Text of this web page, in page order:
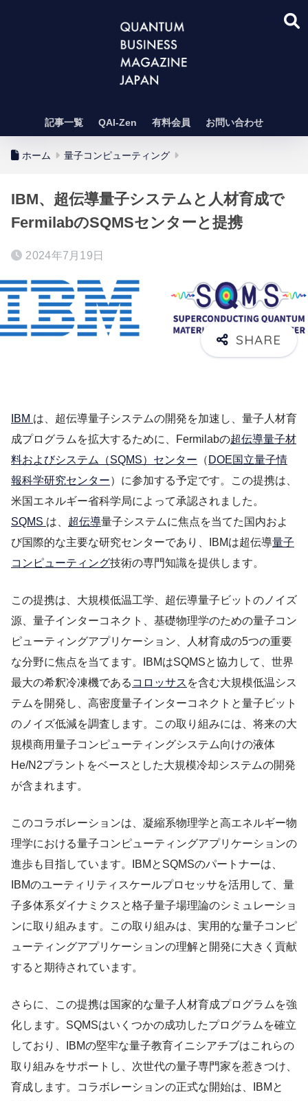
記事一覧 QAI-Zen 有料会員 お問い合わせ
ホーム 量子コンピューティング
IBM、超伝導量子システムと人材育成で
FermilabのSQMSセンターと提携
2024年7月19日
IBM は、超伝導量子システムの開発を加速し、量子人材育
成プログラムを拡大するために、Fermilabの超伝導量子材
料およびシステム（SQMS）センター （ DOE国立量子情
報科学研究センター）に参加する予定です。この提携は、
米国エネルギー省科学局によって承認されました。
SQMS は、 超伝導量子システムに焦点を当てた国内およ
び国際的な主要な研究センターであり、IBMは超伝導量子
コンピューティング技術の専門知識を提供します。
この提携は、大規模低温工学、超伝導量子ビットのノイズ
源、量子インターコネクト、基礎物理学のための量子コン
ピューティングアプリケーション、人材育成の5つの重要
な分野に焦点を当てます。IBMはSQMSと協力して、世界
最大の希釈冷凍機である コロッサス を含む大規模低温シス
テムを開発し、高密度量子インターコネクトと量子ビット
のノイズ低減を調査します。この取り組みには、将来の大
規模商用量子コンピューティングシステム向けの液体
He/N2プラントをベースとした大規模冷却システムの開発
が含まれます。
このコラボレーションは、凝縮系物理学と高エネルギー物
理学における量子コンピューティングアプリケーションの
進歩も目指しています。IBMとSQMSのパートナーは、
IBMのユーティリティスケールプロセッサを活用して、量
子多体系ダイナミクスと格子量子場理論のシミュレーショ
ンに取り組みます。この取り組みは、実用的な量子コンピ
ューティングアプリケーションの理解と開発に大きく貢献
すると期待されています。
さらに、この提携は国家的な量子人材育成プログラムを強
化します。SQMSはいくつかの成功したプログラムを確立
しており、IBMの堅牢な量子教育イニシアチブはこれらの
取り組みをサポートし、次世代の量子専門家を惹きつけ、
育成します。コラボレーションの正式な開始は、IBMと